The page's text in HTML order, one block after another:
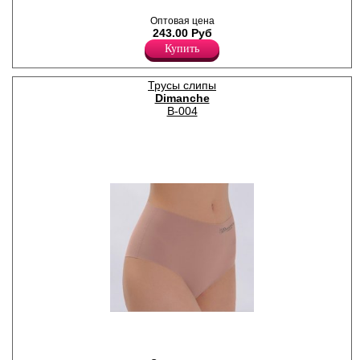
Soft Skin-лазерная
обработка края, гладкие,
однотонные, не заметны
под одеждой, х/б ластовица.
Dimanche lingerie – это
новый взгляд на
современные технологии в
разработке нижнего белья.
Под брендом выпускается
который занимает
лидирующие позиции среди
бельевых брендов класса
«средний» и «средний+».
Полиамид 75%
Спандекс 25%
Оптовая цена
243.00 Руб
Купить
Трусы слипы
Dimanche
B-004